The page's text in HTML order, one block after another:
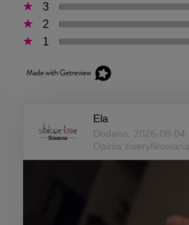
3
2
1
Ela
Dodano: 2026-08-04
Opinia zweryfikowana